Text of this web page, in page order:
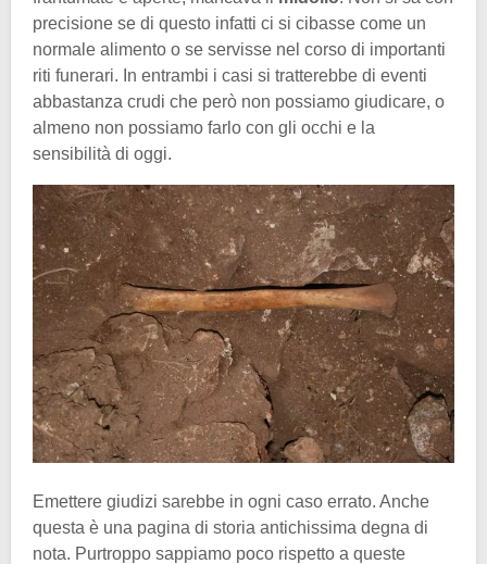
precisione se di questo infatti ci si cibasse come un
normale alimento o se servisse nel corso di importanti
riti funerari. In entrambi i casi si tratterebbe di eventi
abbastanza crudi che però non possiamo giudicare, o
almeno non possiamo farlo con gli occhi e la
sensibilità di oggi.
Emettere giudizi sarebbe in ogni caso errato. Anche
questa è una pagina di storia antichissima degna di
nota. Purtroppo sappiamo poco rispetto a queste